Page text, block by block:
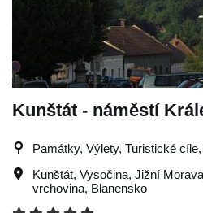
Kunštát - náměstí
Památky, Výlety, Turistické
Kunštát, Vysočina, Jižní Morava
vrchovina, Blanensko